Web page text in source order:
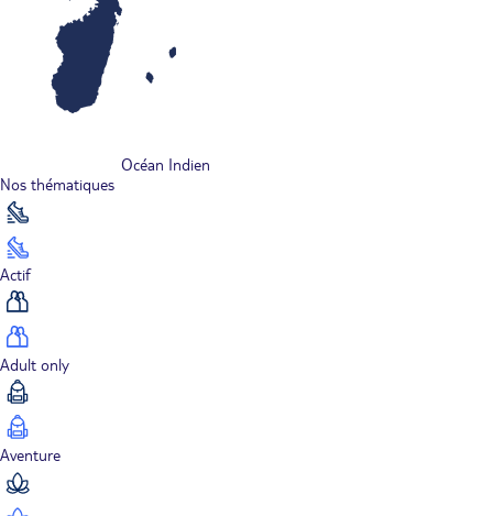
Océan Indien
Nos thématiques
Actif
Adult only
Aventure